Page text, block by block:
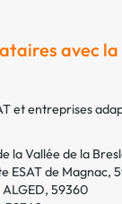
avec la
et entreprises
la Vallée de la
ESAT de Magnac,
ALGED, 59360